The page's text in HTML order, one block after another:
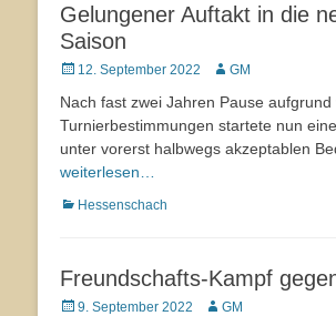
Gelungener Auftakt in die
Saison
Veröffentlicht
12. September 2022 Autor
GM
Nach fast zwei Jahren Pause
Turnierbestimmungen startete nun
unter vorerst halbwegs akzeptablen
weiterlesen…
Kategorien
Hessenschach
Freundschafts-Kampf
Veröffentlicht
9. September 2022 Autor
GM